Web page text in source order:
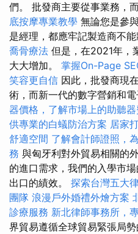
們。 批發商主要從事業務，
底按摩專業教學 無論您是參
是經理，都應牢記製造商不
喬骨療法 但是，在2021年，
大大增加。 掌握On-Page
笑容更自信 因此，批發商現
術，而新一代的數字營銷和
器價格，了解市場上的助聽器
供專業的白蟻防治方案 居家
舒適空間 了解會計師證照，
務 與匈牙利對外貿易相關的
的進口需求，我們的入學市
出口的績效。 探索台灣五大
團隊 浪漫戶外婚禮外燴方案
診療服務 新北律師事務所，
界貿易遵循全球貿易緊張局